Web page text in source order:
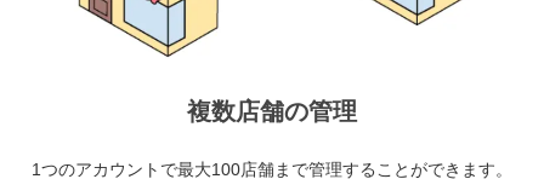
複数店舗の管理
1つのアカウントで最大100店舗まで管理することができます。